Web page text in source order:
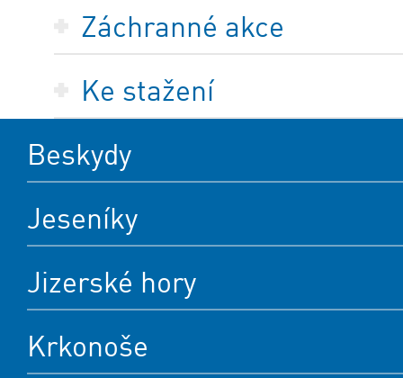
Záchranné akce
Ke stažení
Beskydy
Jeseníky
Jizerské hory
Krkonoše